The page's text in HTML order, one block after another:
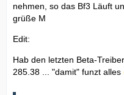
nehmen, so das Bf3 Läuft
grüße M
Edit:
Hab den letzten Beta-
285.38 ... "damit" funzt alles